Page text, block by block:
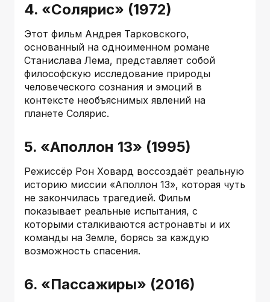
4. «Солярис» (1972)
Этот фильм Андрея Тарковского,
основанный на одноименном романе
Станислава Лема, представляет собой
философскую исследование природы
человеческого сознания и эмоций в
контексте необъяснимых явлений на
планете Солярис.
5. «Аполлон 13» (1995)
Режиссёр Рон Ховард воссоздаёт реальную
историю миссии «Аполлон 13», которая чуть
не закончилась трагедией. Фильм
показывает реальные испытания, с
которыми сталкиваются астронавты и их
команды на Земле, борясь за каждую
возможность спасения.
6. «Пассажиры» (2016)